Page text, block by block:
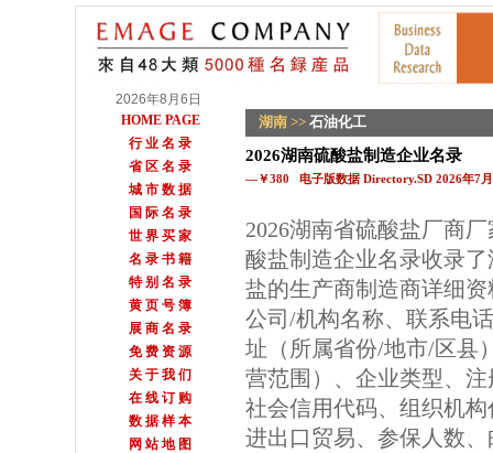
2026年8月6日
HOME PAGE
行 业 名 录
省 区 名 录
城 市 数 据
国 际 名 录
世 界 买 家
名 录 书 籍
特 别 名 录
黄 页 号 簿
展 商 名 录
免 费 资 源
关 于 我 们
在 线 订 购
数 据 样 本
网 站 地 图
湖南 >> 石油化工
2026湖南硫酸盐制造企业名录
—￥380 电子版数据 Directory.SD 2026年7
2026湖南省硫酸盐厂商
酸盐制造企业名录收录
盐的生产商制造商详细
公司/机构名称、联系电
址（所属省份/地市/区县
营范围）、企业类型、
社会信用代码、组织机
进出口贸易、参保人数